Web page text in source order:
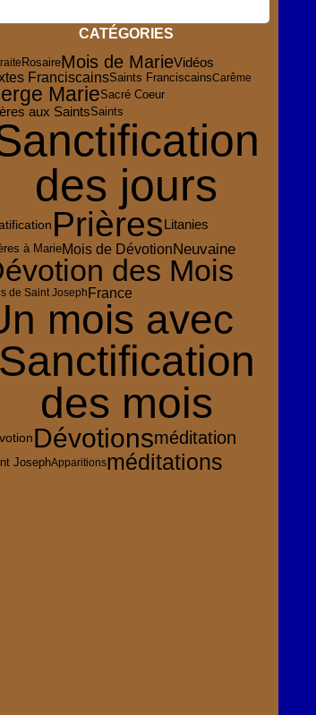
CATÉGORIES
RosaireMois de MarieVidéos
FranciscainsSaints FranciscainsCarême
MarieSacré Coeur
aux SaintsSaints
des jours
Prières Litanies
à MarieMois de DévotionNeuvaine
des Mois
de Saint JosephFrance
mois avec
Sanctification
des mois
Dévotionsméditation
JosephApparitionsméditations